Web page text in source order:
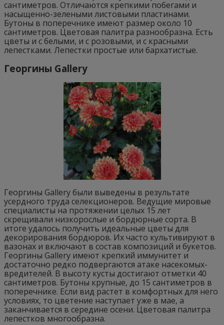
сантиметров. Отличаются крепкими побегами и
насыщенно-зелеными листовыми пластинами.
Бутоны в поперечнике имеют размер около 10
сантиметров. Цветовая палитра разнообразна. Есть
цветы и с белыми, и с розовыми, и с красными
лепестками. Лепестки простые или бархатистые.
Георгины Gallery
Георгины Gallery были выведены в результате
усердного труда селекционеров. Ведущие мировые
специалисты на протяжении целых 15 лет
скрещивали низкорослые и бордюрные сорта. В
итоге удалось получить идеальные цветы для
декорирования бордюров. Их часто культивируют в
вазонах и включают в состав композиций и букетов.
Георгины Gallery имеют крепкий иммунитет и
достаточно редко подвергаются атаке насекомых-
вредителей. В высоту кусты достигают отметки 40
сантиметров. Бутоны крупные, до 15 сантиметров в
поперечнике. Если вид растет в комфортных для него
условиях, то цветение наступает уже в мае, а
заканчивается в середине осени. Цветовая палитра
лепестков многообразна.